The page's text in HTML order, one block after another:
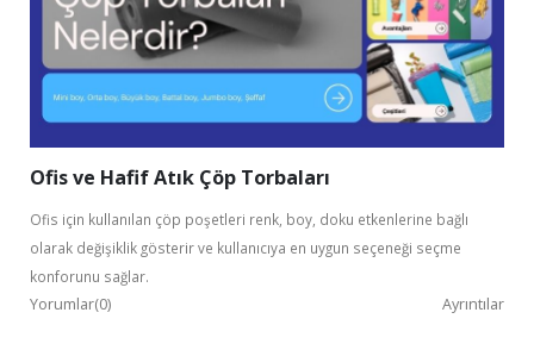
Ofis ve Hafif Atık Çöp Torbaları
Ofis için kullanılan çöp poşetleri renk, boy, doku etkenlerine bağlı
olarak değişiklik gösterir ve kullanıcıya en uygun seçeneği seçme
konforunu sağlar.
Yorumlar(0) Ayrıntılar